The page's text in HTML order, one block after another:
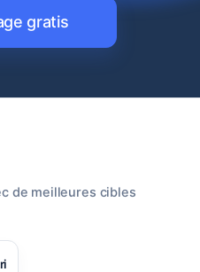
gratis
de meilleures cibles